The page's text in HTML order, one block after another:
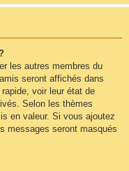
les autres membres du
seront affichés dans
voir leur état de
Selon les thèmes
en valeur. Si vous ajoutez
messages seront masqués